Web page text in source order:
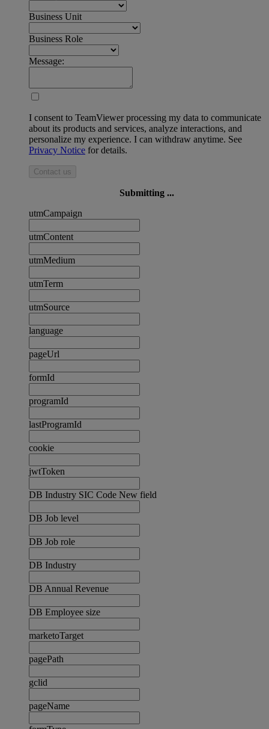
Business Unit
Business Role
Message:
I consent to TeamViewer processing my data to communicate
about its products and services, analyze interactions, and
personalize my experience. I can withdraw anytime. See
Privacy Notice for details.
Contact us
Submitting ...
utmCampaign
utmContent
utmMedium
utmTerm
utmSource
language
pageUrl
formId
programId
lastProgramId
cookie
jwtToken
DB Industry SIC Code New field
DB Job level
DB Job role
DB Industry
DB Annual Revenue
DB Employee size
marketoTarget
pagePath
gclid
pageName